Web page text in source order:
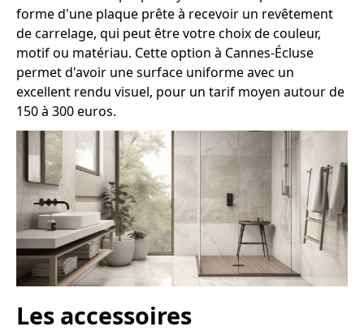
forme d'une plaque prête à recevoir un revêtement
de carrelage, qui peut être votre choix de couleur,
motif ou matériau. Cette option à Cannes-Écluse
permet d'avoir une surface uniforme avec un
excellent rendu visuel, pour un tarif moyen autour de
150 à 300 euros.
Les accessoires